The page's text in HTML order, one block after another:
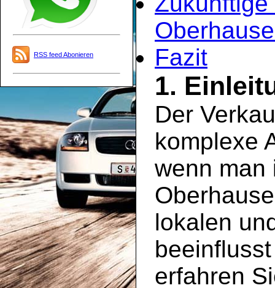
RSS feed Abonieren
Fazit
1.
Der
komplexe
wenn man
lokalen
erfahren